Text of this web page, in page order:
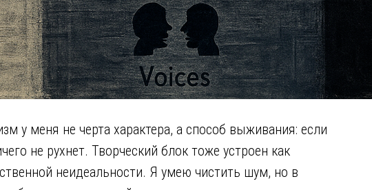
у меня не черта характера, а способ выживания: если
не рухнет. Творческий блок тоже устроен как
неидеальности. Я умею чистить шум, но в